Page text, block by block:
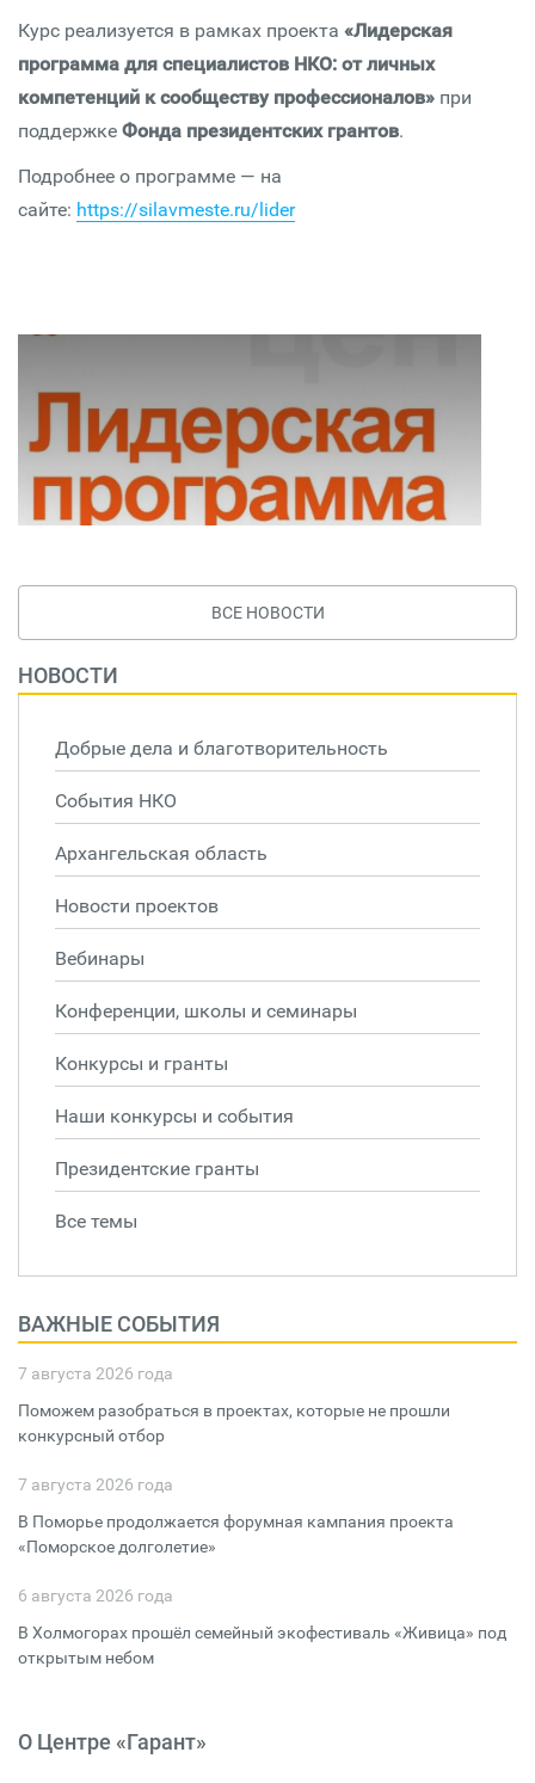
Курс реализуется в рамках проекта «Лидерская
программа для специалистов НКО: от личных
компетенций к сообществу профессионалов» при
поддержке Фонда президентских грантов.
Подробнее о программе — на
сайте: https://silavmeste.ru/lider
ВСЕ НОВОСТИ
НОВОСТИ
Добрые дела и благотворительность
События НКО
Архангельская область
Новости проектов
Вебинары
Конференции, школы и семинары
Конкурсы и гранты
Наши конкурсы и события
Президентские гранты
Все темы
ВАЖНЫЕ СОБЫТИЯ
7 августа 2026 года
Поможем разобраться в проектах, которые не прошли
конкурсный отбор
7 августа 2026 года
В Поморье продолжается форумная кампания проекта
«Поморское долголетие»
6 августа 2026 года
В Холмогорах прошёл семейный экофестиваль «Живица» под
открытым небом
О Центре «Гарант»